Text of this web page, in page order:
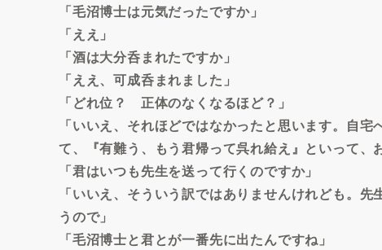
「毛沼博士は元気だったですか」
「ええ」
「酒は大分呑まれたですか」
「ええ、可成呑まれました」
「どれ位？ 正体のなくなるほど？」
「いいえ、それほどではなかったと思います。自
て、『有難う、もう君帰って呉れ給え』といって、
「君はいつも先生を送って行くのですか」
「いいえ、そういう訳ではありませんけれども。
うので」
「毛沼博士と君とが一番先に出たんですね」